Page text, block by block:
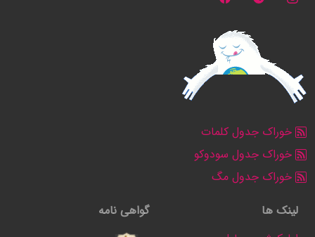
خوراک جدول کلمات
خوراک جدول سودوکو
خوراک جدول مگ
لینک ها
گواهی نامه